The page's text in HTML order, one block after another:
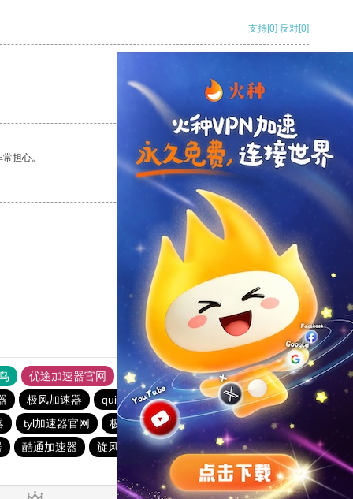
支持[0] 反对[0]
担心。
反对
反对[0]
优途加速器官网 风驰加速器 旋风加速器
八戒看书
极风加速器 quickq 书游下载站
俺来买下载站
tyl加速器官网 极光vqn官网 极光加速器
西柚加速器
酷通加速器 旋风加速器
电报telegeram加速器